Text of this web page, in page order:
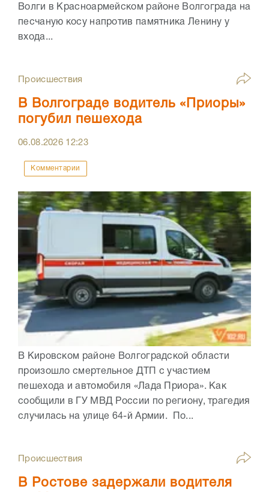
Волги в Красноармейском районе Волгограда на
песчаную косу напротив памятника Ленину у
входа...
Происшествия
В Волгограде водитель «Приоры»
погубил пешехода
06.08.2026 12:23
Комментарии
В Кировском районе Волгоградской области
произошло смертельное ДТП с участием
пешехода и автомобиля «Лада Приора». Как
сообщили в ГУ МВД России по региону, трагедия
случилась на улице 64-й Армии. По...
Происшествия
В Ростове задержали водителя